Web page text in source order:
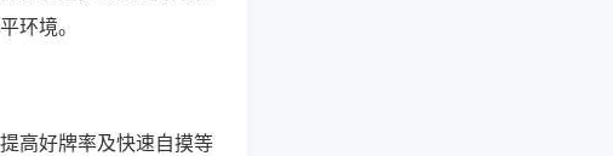
环境。
高好牌率及快速自摸等